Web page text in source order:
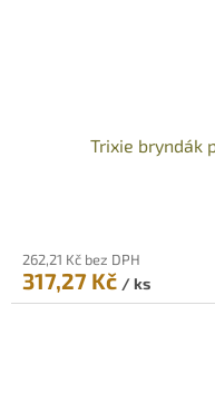
Trixie bryndák
262,21 Kč bez DPH
317,27 Kč / ks